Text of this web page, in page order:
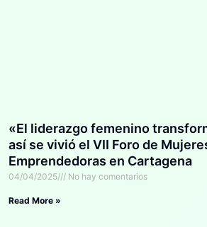
«El liderazgo femenino
así se vivió el VII Foro de
Emprendedoras en Cartagena
04/04/2025 No hay comentarios
Read More »